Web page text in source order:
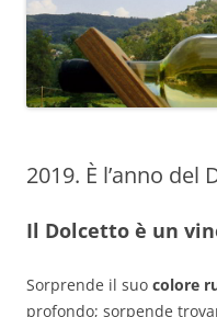
2019. È l’anno
Il Dolcetto è un
Sorprende il suo colore
profondo; sorpende